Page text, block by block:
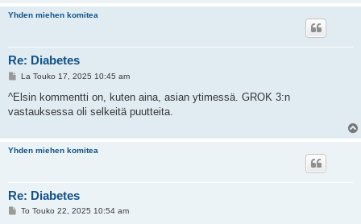
Yhden miehen komitea
Re: Diabetes
V
e
t
La Touko 17, 2025 10:45 am
^Elsin kommentti on, kuten aina, asian ytimessä. GROK 3:n
vastauksessa oli selkeitä puutteita.
Yhden miehen komitea
Re: Diabetes
VTo Touko 22, 2025 10:54 am